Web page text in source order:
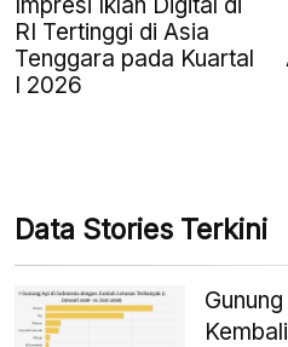
RI Tertinggi di Asia
Tenggara pada Kuartal
I 2026
Data Stories Terkini